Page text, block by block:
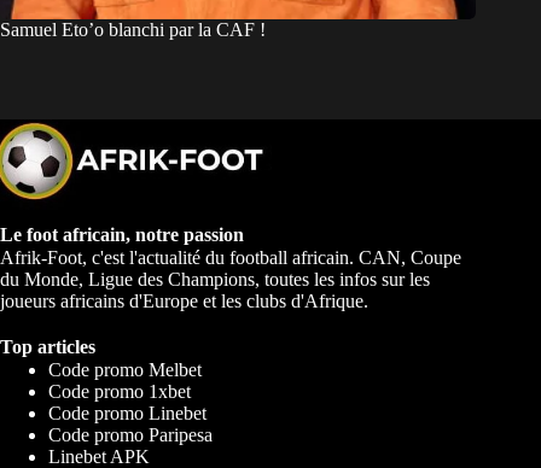
Samuel Eto’o blanchi par la CAF !
Le foot africain, notre passion
Afrik-Foot, c'est l'actualité du football africain. CAN, Coupe
du Monde, Ligue des Champions, toutes les infos sur les
joueurs africains d'Europe et les clubs d'Afrique.
Top articles
Code promo Melbet
Code promo 1xbet
Code promo Linebet
Code promo Paripesa
Linebet APK